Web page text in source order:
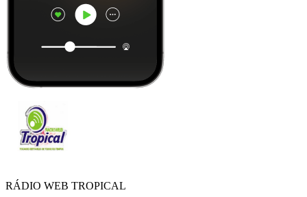
RÁDIO WEB TROPICAL